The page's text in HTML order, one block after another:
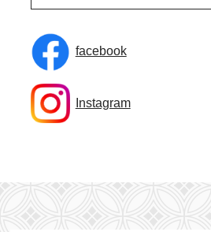
facebook
Instagram